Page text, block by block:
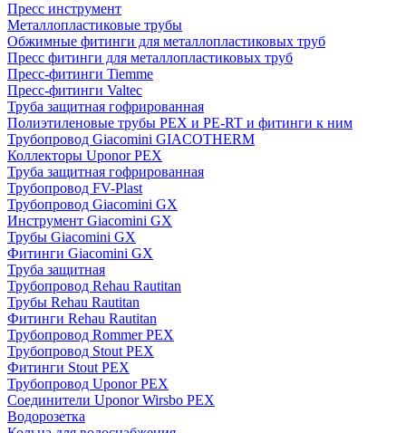
Пресс инструмент
Металлопластиковые трубы
Обжимные фитинги для металлопластиковых труб
Пресс фитинги для металлопластиковых труб
Пресс-фитинги Tiemme
Пресс-фитинги Valtec
Труба защитная гофрированная
Полиэтиленовые трубы PEX и PE-RT и фитинги к ним
Трубопровод Giacomini GIACOTHERM
Коллекторы Uponor PEX
Труба защитная гофрированная
Трубопровод FV-Plast
Трубопровод Giacomini GX
Инструмент Giacomini GX
Трубы Giacomini GX
Фитинги Giacomini GX
Труба защитная
Трубопровод Rehau Rautitan
Трубы Rehau Rautitan
Фитинги Rehau Rautitan
Трубопровод Rommer PEX
Трубопровод Stout PEX
Фитинги Stout PEX
Трубопровод Uponor PEX
Соединители Uponor Wirsbo PEX
Водорозетка